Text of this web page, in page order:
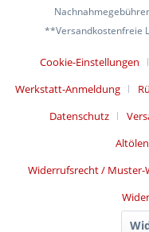
**Versandkostenfreie
Cookie-Einstellungen
Werkstatt-Anmeldung
Datenschutz
Widerrufsrecht /